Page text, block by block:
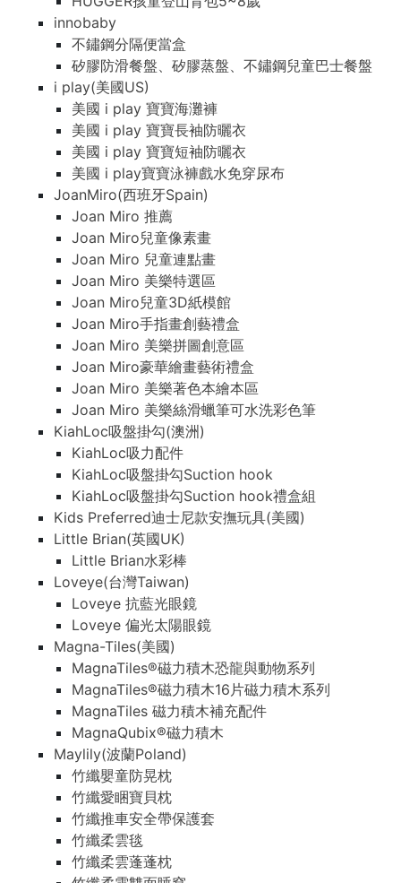
innobaby
不鏽鋼分隔便當盒
矽膠防滑餐盤、矽膠蒸盤、不鏽鋼兒童巴士餐盤
i play(美國US)
美國 i play 寶寶海灘褲
美國 i play 寶寶長袖防曬衣
美國 i play 寶寶短袖防曬衣
美國 i play寶寶泳褲戲水免穿尿布
JoanMiro(西班牙Spain)
Joan Miro 推薦
Joan Miro兒童像素畫
Joan Miro 兒童連點畫
Joan Miro 美樂特選區
Joan Miro兒童3D紙模館
Joan Miro手指畫創藝禮盒
Joan Miro 美樂拼圖創意區
Joan Miro豪華繪畫藝術禮盒
Joan Miro 美樂著色本繪本區
Joan Miro 美樂絲滑蠟筆可水洗彩色筆
KiahLoc吸盤掛勾(澳洲)
KiahLoc吸力配件
KiahLoc吸盤掛勾Suction hook
KiahLoc吸盤掛勾Suction hook禮盒組
Kids Preferred迪士尼款安撫玩具(美國)
Little Brian(英國UK)
Little Brian水彩棒
Loveye(台灣Taiwan)
Loveye 抗藍光眼鏡
Loveye 偏光太陽眼鏡
Magna-Tiles(美國)
MagnaTiles®磁力積木恐龍與動物系列
MagnaTiles®磁力積木16片磁力積木系列
MagnaTiles 磁力積木補充配件
MagnaQubix®磁力積木
Maylily(波蘭Poland)
竹纖嬰童防晃枕
竹纖愛睏寶貝枕
竹纖推車安全帶保護套
竹纖柔雲毯
竹纖柔雲蓬蓬枕